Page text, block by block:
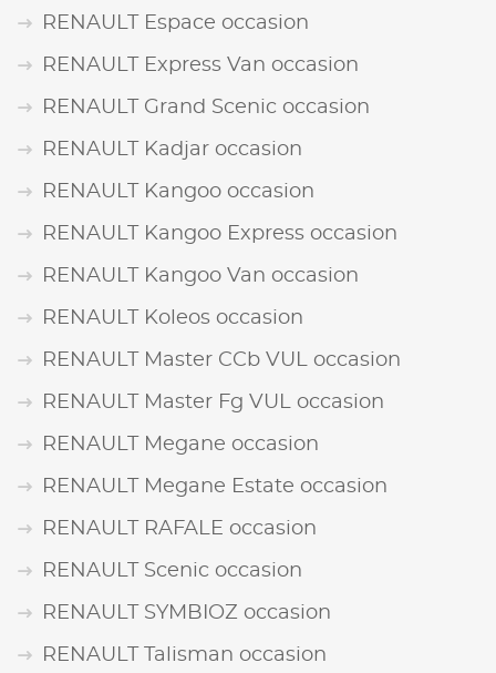
RENAULT Espace occasion
RENAULT Express Van occasion
RENAULT Grand Scenic occasion
RENAULT Kadjar occasion
RENAULT Kangoo occasion
RENAULT Kangoo Express occasion
RENAULT Kangoo Van occasion
RENAULT Koleos occasion
RENAULT Master CCb VUL occasion
RENAULT Master Fg VUL occasion
RENAULT Megane occasion
RENAULT Megane Estate occasion
RENAULT RAFALE occasion
RENAULT Scenic occasion
RENAULT SYMBIOZ occasion
RENAULT Talisman occasion